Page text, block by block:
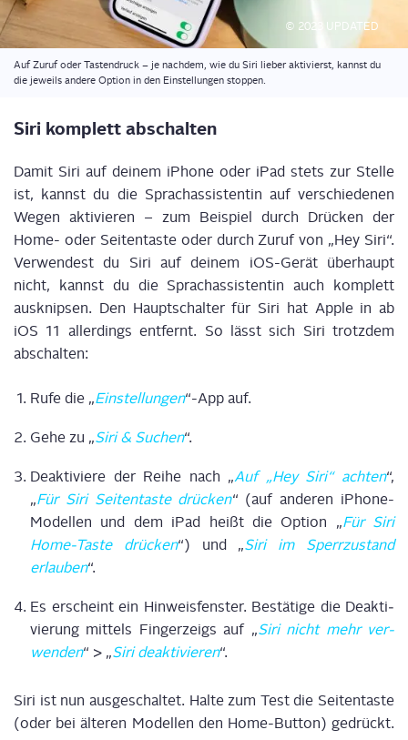
© 2023 UPDATED
Auf Zuruf oder Tas­ten­druck – je nach­dem, wie du Siri lie­ber akti­vierst, kannst du
die jeweils ande­re Opti­on in den Ein­stel­lun­gen stoppen.
Siri kom­plett abschalten
Damit Siri auf dei­nem iPho­ne oder iPad stets zur Stel­le
ist, kannst du die Sprach­as­sis­ten­tin auf ver­schie­de­nen
Wegen akti­vie­ren – zum Bei­spiel durch Drü­cken der
Home- oder Sei­ten­tas­te oder durch Zuruf von „Hey Siri“.
Ver­wen­dest du Siri auf dei­nem iOS-Gerät über­haupt
nicht, kannst du die Sprach­as­sis­ten­tin auch kom­plett
aus­knip­sen. Den Haupt­schal­ter für Siri hat Apple in ab
iOS 11 aller­dings ent­fernt. So lässt sich Siri trotz­dem
abschalten:
Rufe die „Ein­stel­lun­gen“-App auf.
Gehe zu „Siri & Suchen“.
Deak­ti­vie­re der Rei­he nach „Auf „Hey Siri“ ach­ten“,
„Für Siri Sei­ten­tas­te drü­cken“ (auf ande­ren iPho­ne-
Model­len und dem iPad heißt die Opti­on „Für Siri
Home-Tas­te drü­cken“) und „Siri im Sperr­zu­stand
erlau­ben“.
Es erscheint ein Hin­weis­fens­ter. Bestä­ti­ge die Deak­ti­
vie­rung mit­tels Fin­ger­zeigs auf „Siri nicht mehr ver­
wen­den“ > „Siri deak­ti­vie­ren“.
Siri ist nun aus­ge­schal­tet. Hal­te zum Test die Sei­ten­tas­te
(oder bei älte­ren Model­len den Home-But­ton) gedrückt.